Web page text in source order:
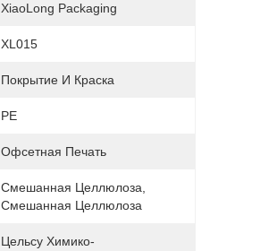
XiaoLong Packaging
XL015
Покрытие И Краска
PE
Офсетная Печать
Смешанная Целлюлоза,
Смешанная Целлюлоза
Цельсу Химико-